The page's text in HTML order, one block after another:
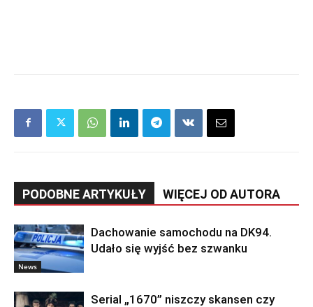
PODOBNE ARTYKUŁY WIĘCEJ OD AUTORA
News
Dachowanie samochodu na DK94.
Udało się wyjść bez szwanku
Serial „1670” niszczy skansen czy